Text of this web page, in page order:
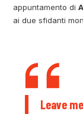
appuntamento di
ai due sfidanti
Leave